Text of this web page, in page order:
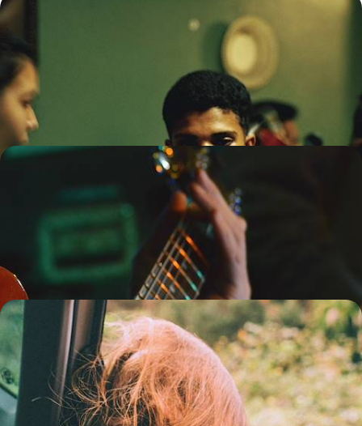
Jazz, plantations et bayous - À la rencontre de la
Louisiane
Des clubs de jazz aux champs de coton et le long du Mississippi, un
road-trip sensoriel à travers l'envoûtante Louisiane
9 jours, de 3400 à 4500 $ CA
Amazing South - Sur les routes du Texas et de la
Ce Sud inattendu alliant Houston et New Orleans, country et jazz,
cultures arty, cow-boy et cajun
14 jours, de 4500 à 5500 $ CA
Villes arty et road-movie - Le nouveau visage du
Texas
Un road-movie à travers le Lone Star State, symbole de l’Amérique
indomptable
11 jours, de 4700 à 5600 $ CA